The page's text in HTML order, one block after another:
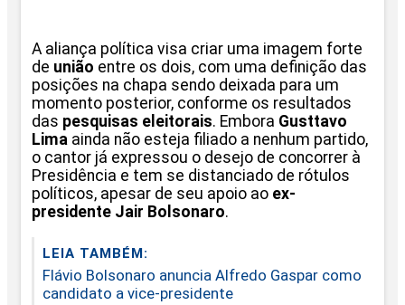
A aliança política visa criar uma imagem forte
de união entre os dois, com uma definição das
posições na chapa sendo deixada para um
momento posterior, conforme os resultados
das pesquisas eleitorais. Embora Gusttavo
Lima ainda não esteja filiado a nenhum partido,
o cantor já expressou o desejo de concorrer à
Presidência e tem se distanciado de rótulos
políticos, apesar de seu apoio ao ex-
presidente Jair Bolsonaro.
LEIA TAMBÉM:
Flávio Bolsonaro anuncia Alfredo Gaspar como
candidato a vice-presidente